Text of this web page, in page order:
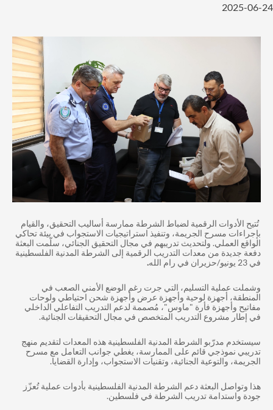
2025-
تُتيح الأدوات الرقمية لضباط الشرطة ممارسة أساليب التحقيق، والقيام
مسرح الجريمة، وتنفيذ استراتيجيات الاستجواب في بيئة تحاكي
العملي. ولتحديث تدريبهم في مجال التحقيق الجنائي، سلّمت البعثة
جديدة من معدات التدريب الرقمية إلى الشرطة المدنية الفلسطينية
.
عملية التسليم، التي جرت رغم الوضع الأمني ​​الصعب في
أجهزة لوحية وأجهزة عرض وأجهزة شحن احتياطي ولوحات
وأجهزة فأرة "ماوس"، مُصممة لدعم التدريب التفاعلي الداخلي
إطار مشروع التدريب المتخصص في مجال التحقيقات الجنائية.
مدرّبو الشرطة المدنية الفلسطينية هذه المعدات لتقديم منهج
نموذجي قائم على الممارسة، يغطي جوانب التعامل مع مسرح
والتوعية الجنائية، وتقنيات الاستجواب، وإدارة القضايا.
وتواصل البعثة دعم الشرطة المدنية الفلسطينية بأدوات عملية تُعزّز
واستدامة تدريب الشرطة في فلسطين.